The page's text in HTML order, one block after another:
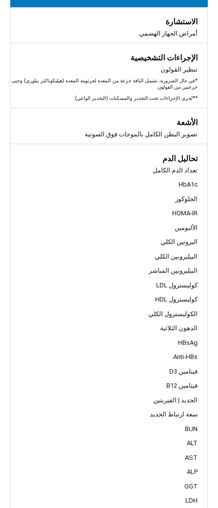
الاستشارة
أمراض الجهاز الهضمي
الإجراءات التشخيصية
تنظير القولون
*في حال الضرورة، تشمل الباقة خزعة من المعدة لجرثومة المعدة (هيليكوباكتر بيلوري) وحتى
خزعتين من القولون
**تُجرى الإجراءات تحت التخدير والمسكنات (التخدير الواعي).
الأشعة
تصوير البطن الكامل بالموجات فوق الصوتية
تحاليل الدم
تعداد الدم الكامل
HbA1c
الجلوكوز
HOMA-IR
الألبومين
البروتين الكلي
البيليروبين الكلي
البيليروبين المباشر
كوليسترول LDL
كوليسترول HDL
الكوليسترول الكلي
الدهون الثلاثية
HBsAg
Anti-HBs
فيتامين D3
فيتامين B12
الحديد | الفيريتين
سعة ارتباط الحديد
BUN
ALT
AST
ALP
GGT
LDH